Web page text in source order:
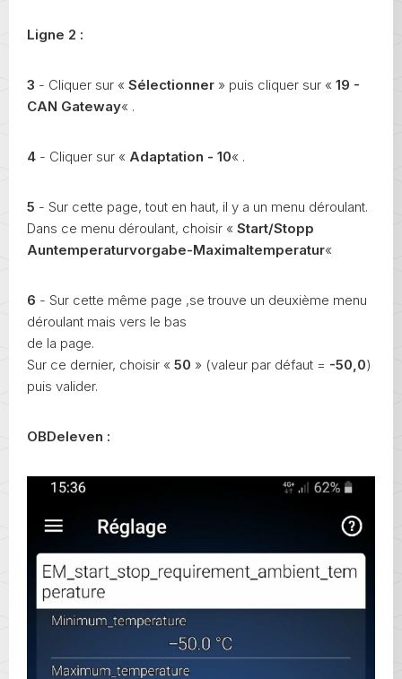
Ligne 2 :
3 - Cliquer sur « Sélectionner » puis cliquer sur « 19 -
CAN Gateway« .
4 - Cliquer sur « Adaptation - 10« .
5 - Sur cette page, tout en haut, il y a un menu déroulant.
Dans ce menu déroulant, choisir « Start/Stopp
Auntemperaturvorgabe-Maximaltemperatur«
6 - Sur cette même page ,se trouve un deuxième menu
déroulant mais vers le bas
de la page.
Sur ce dernier, choisir « 50 » (valeur par défaut = -50,0)
puis valider.
OBDeleven :